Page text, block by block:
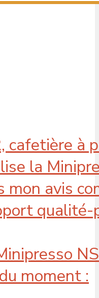
cafetière à
la
mon avis
qualité-
moment :